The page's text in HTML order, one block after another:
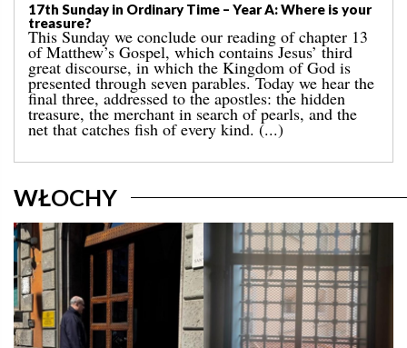
19th Sunday in Ordinary Time – Year A: “Command me
to come towards you!”
Last Sunday’s Gospel told us about the miracle of
the multiplication of the loaves for a great crowd in a
deserted place, which ended with the gathering of
twelve baskets full of leftovers. That event is
followed by today’s well-known episode, in which
Jesus walks on the sea. [...]
WŁOCHY